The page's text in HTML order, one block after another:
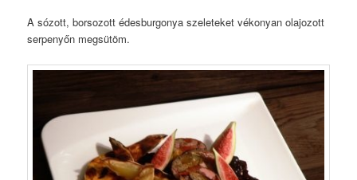
A sózott, borsozott édesburgonya szeleteket vékonyan olajozott
serpenyőn megsütöm.